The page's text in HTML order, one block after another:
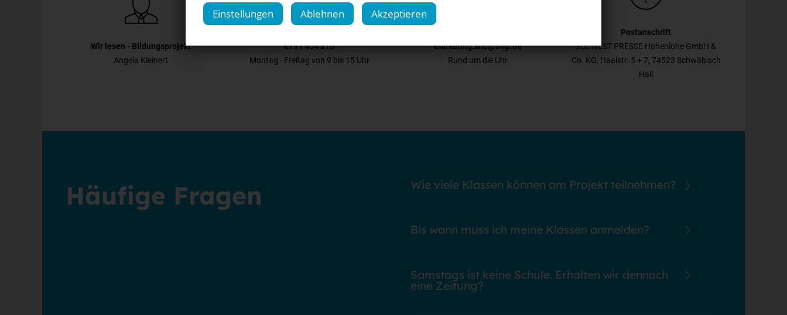
Wir lesen - Bildungsprojekt
Angela Kleinert
0791 404 310
Montag - Freitag von 9 bis 15 Uhr
marketing.sho@swp.de
Rund um die Uhr
Postanschrift
SÜDWEST PRESSE Hohenlohe GmbH &
Co. KG, Haalstr. 5 + 7, 74523 Schwäbisch
Hall
Häufige Fragen Wie viele Klassen können am Projekt teilnehmen?
Gewöhnlich nehmen pro Schuljahr etwa 40 Klassen teil.
Bis wann muss ich meine Klassen anmelden?
berücksichtigt werden kann, hängt von der Menge der Anmeldungen insgesamt ab.
Samstags ist keine Schule. Erhalten wir dennoch
eine Zeitung?
Einstellungen
Ablehnen Akzeptieren